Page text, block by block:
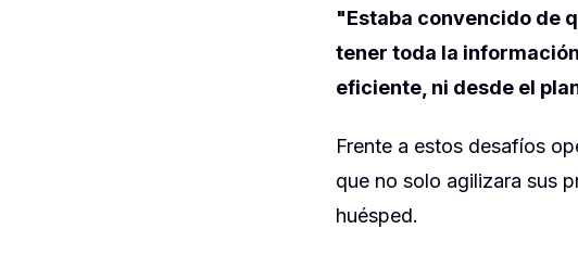
"Estaba convencido de
tener toda la
eficiente, ni desde el
Frente a estos desafíos
que no solo agilizara sus
huésped.